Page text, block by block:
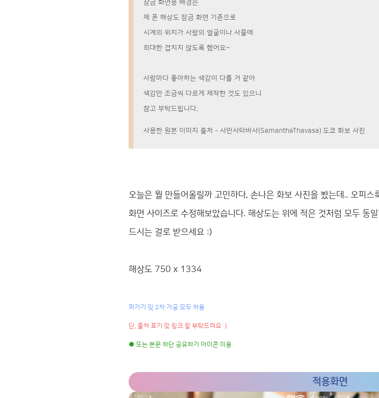
잠금 화면용 배경은
제 폰 해상도 잠금 화면 기준으로
시계의 위치가 사람의 얼굴이나 사물에
최대한 겹치지 않도록 했어요~
사람마다 좋아하는 색감이 다를 거 같아
색감만 조금씩 다르게 제작한 것도 있으니
참고 부탁드립니다.
사용한 원본 이미지 출처 - 사만사타바사(SamanthaThavasa) 도쿄 화보 사진
오늘은 뭘 만들어올릴까 고민하다, 손나은 화보 사진을 봤는데.. 오피
화면 사이즈로 수정해보았습니다. 해상도는 위에 적은 것처럼 모두 동
드시는 걸로 받으세요 :)
해상도 750 x 1334
퍼가기 및 2차 가공 모두 허용
단, 출처 표기 및 링크 잘 부탁드려요 :)
● 또는 본문 하단 공유하기 아이콘 이용
적용화면